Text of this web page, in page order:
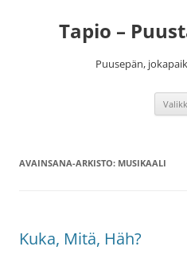
Tapio –
Puusepän,
AVAINSANA-ARKISTO: MUSIKAALI
Kuka, Mitä, Häh?